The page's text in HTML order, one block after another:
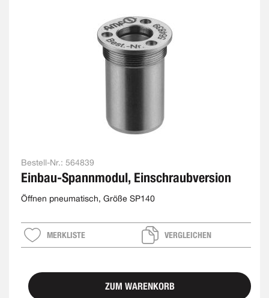
Bestell-Nr.: 564839
Einbau-Spannmodul, Einschraubversion
Öffnen pneumatisch, Größe SP140
MERKLISTE VERGLEICHEN
ZUM WARENKORB